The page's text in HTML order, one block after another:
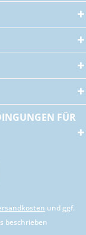
FÜR
und ggf.
beschrieben